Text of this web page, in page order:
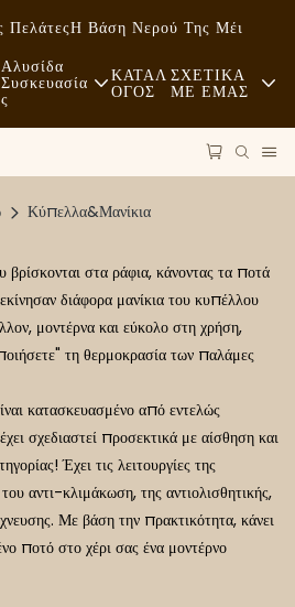
ΠελάτεςΗ Βάση Νερού Της Μέι
Αλυσίδα
Συσκευασία
Σ
Ύλες
ΚΑΤΑΛ
ΟΓΟΣ
ΣΧΕΤΙΚΑ
ΜΕ ΕΜΑΣ
FAQS
Ιστολόγιο
Κύπελλα&Μανίκια
βρίσκονται στα ράφια, κάνοντας τα ποτά
διάφορα μανίκια του κυπέλλου
μοντέρνα και εύκολο στη χρήση,
τη θερμοκρασία των παλάμες
κατασκευασμένο από εντελώς
σχεδιαστεί προσεκτικά με αίσθηση και
Έχει τις λειτουργίες της
αντι-κλιμάκωση, της αντιολισθητικής,
Με βάση την πρακτικότητα, κάνει
ποτό στο χέρι σας ένα μοντέρνο